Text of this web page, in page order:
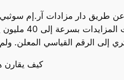
عن طريق دار مزادات آر.إم
كيف يقارن